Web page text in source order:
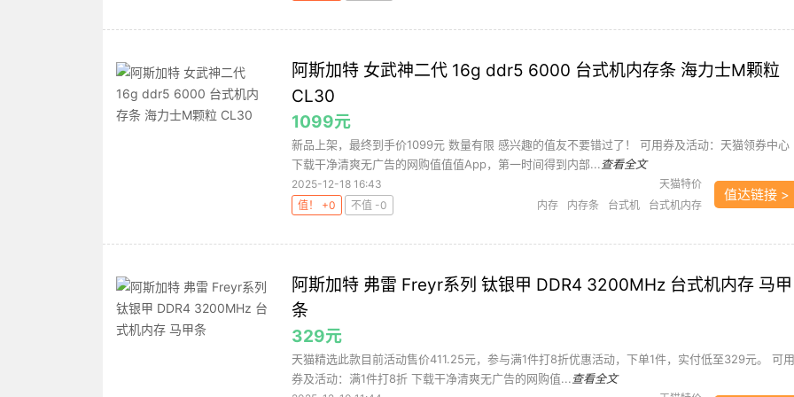
阿斯加特 女武神二代 16g ddr5 6000 台式机内存条 海力士M颗粒
CL30
1099元
新品上架，最终到手价1099元 数量有限 感兴趣的值友不要错过了！ 可用券及活动：天猫领券中心
下载干净清爽无广告的网购值值值App，第一时间得到内部... 查看全文
2025-12-18 16:43
天猫特价
值！ +0
不值 -0 内存 内存条 台式机 台式机内存
值达链接 >
阿斯加特 弗雷 Freyr系列 钛银甲 DDR4 3200MHz 台式机内存 马甲
条
329元
天猫精选此款目前活动售价411.25元，参与满1件打8折优惠活动，下单1件，实付低至329元。 可用
券及活动：满1件打8折 下载干净清爽无广告的网购值... 查看全文